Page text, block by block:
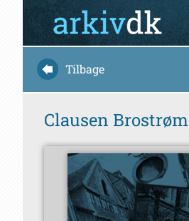
Tilbage
Clausen Brostrøm